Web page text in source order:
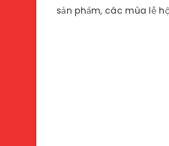
sản phẩm, các mùa lễ